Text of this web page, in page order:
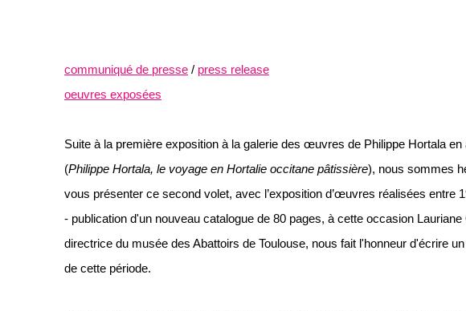
communiqué de presse / press release
oeuvres exposées
Suite à la première exposition à la galerie des œuvres de Philippe Hortala en
(Philippe Hortala, le voyage en Hortalie occitane pâtissière), nous sommes
vous présenter ce second volet, avec l’exposition d’œuvres réalisées entre
- publication d'un nouveau catalogue de 80 pages, à cette occasion Lauriane
directrice du musée des Abattoirs de Toulouse, nous fait l'honneur d'écrire
de cette période.